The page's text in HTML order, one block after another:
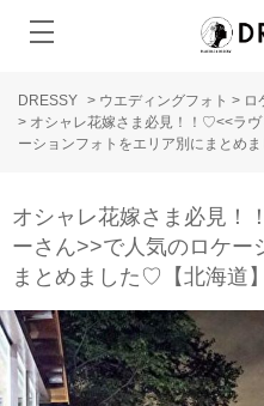
DRESSY > ウエディングフォト > ロ
> オシャレ花嫁さま必見！！♡<<ラ
ーションフォトをエリア別にまとめ
オシャレ花嫁さま必見！
ーさん>>で人気のロケー
まとめました♡【北海道】